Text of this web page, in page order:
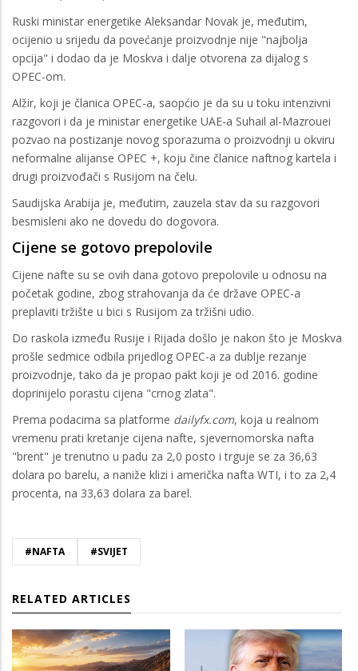
Ruski ministar energetike Aleksandar Novak je, međutim,
ocijenio u srijedu da povećanje proizvodnje nije "najbolja
opcija" i dodao da je Moskva i dalje otvorena za dijalog s
OPEC-om.
Alžir, koji je članica OPEC-a, saopćio je da su u toku intenzivni
razgovori i da je ministar energetike UAE-a Suhail al-Mazrouei
pozvao na postizanje novog sporazuma o proizvodnji u okviru
neformalne alijanse OPEC +, koju čine članice naftnog kartela i
drugi proizvođači s Rusijom na čelu.
Saudijska Arabija je, međutim, zauzela stav da su razgovori
besmisleni ako ne dovedu do dogovora.
Cijene se gotovo prepolovile
Cijene nafte su se ovih dana gotovo prepolovile u odnosu na
početak godine, zbog strahovanja da će države OPEC-a
preplaviti tržište u bici s Rusijom za tržišni udio.
Do raskola između Rusije i Rijada došlo je nakon što je Moskva
prošle sedmice odbila prijedlog OPEC-a za dublje rezanje
proizvodnje, tako da je propao pakt koji je od 2016. godine
doprinijelo porastu cijena "crnog zlata".
Prema podacima sa platforme dailyfx.com, koja u realnom
vremenu prati kretanje cijena nafte, sjevernomorska nafta
"brent" je trenutno u padu za 2,0 posto i trguje se za 36,63
dolara po barelu, a naniže klizi i američka nafta WTI, i to za 2,4
procenta, na 33,63 dolara za barel.
#NAFTA #SVIJET
RELATED ARTICLES